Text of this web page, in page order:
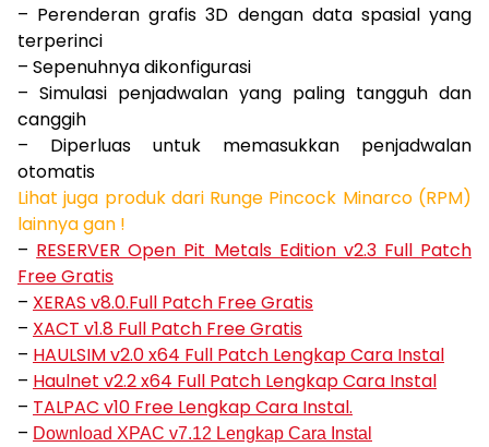
– Perenderan grafis 3D dengan data spasial yang
terperinci
– Sepenuhnya dikonfigurasi
– Simulasi penjadwalan yang paling tangguh dan
canggih
– Diperluas untuk memasukkan penjadwalan
otomatis
Lihat juga produk dari Runge Pincock Minarco (RPM)
lainnya gan !
– RESERVER Open Pit Metals Edition v2.3 Full Patch
Free Gratis
– XERAS v8.0.Full Patch Free Gratis
– XACT v1.8 Full Patch Free Gratis
– HAULSIM v2.0 x64 Full Patch Lengkap Cara Instal
– Haulnet v2.2 x64 Full Patch Lengkap Cara Instal
– TALPAC v10 Free Lengkap Cara Instal.
– Download XPAC v7.12 Lengkap Cara Instal